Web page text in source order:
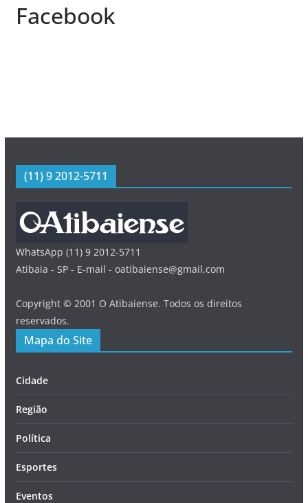
Facebook
(11) 9 2012-5711
WhatsApp (11) 9 2012-5711
Atibaia - SP - E-mail - oatibaiense@gmail.com
Copyright © 2001 O Atibaiense. Todos os direitos
reservados.
Mapa do Site
Cidade
Região
Política
Esportes
Eventos